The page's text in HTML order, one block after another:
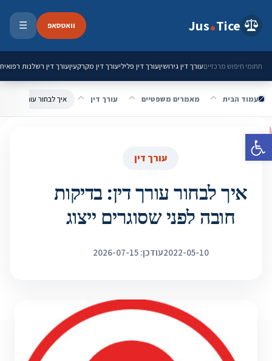
פתח סרגל נגישות
Jus Tice וואטסאפ ☰
תחומי חיפוש מרכזייםעורך דין גירושיןעורך דין פליליעורך דין מקרקעיןעורך דין רשלנות רפואית
עמוד הבית מאמרים משפטיים עורך דין איך לבחור עורך דין:
עורך דין
איך לבחור עורך דין: בדיקות
חובה לפני שסוגרים ייצוג
2022-05-10עודכן: 2026-07-15